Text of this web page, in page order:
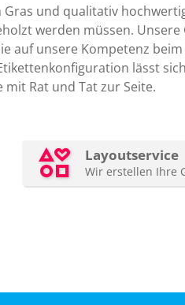
und qualitativ
werden müssen.
auf unsere Kompetenz
lässt
Rat und Tat zur Seite.